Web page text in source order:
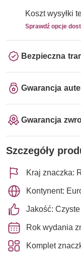
Koszt wysyłki
Sprawdź opcje
Bezpieczna
Gwarancja
Gwarancja
Szczegóły
Kraj znaczka:
Kontynent:
Jakość:
Rok wydania
Komplet